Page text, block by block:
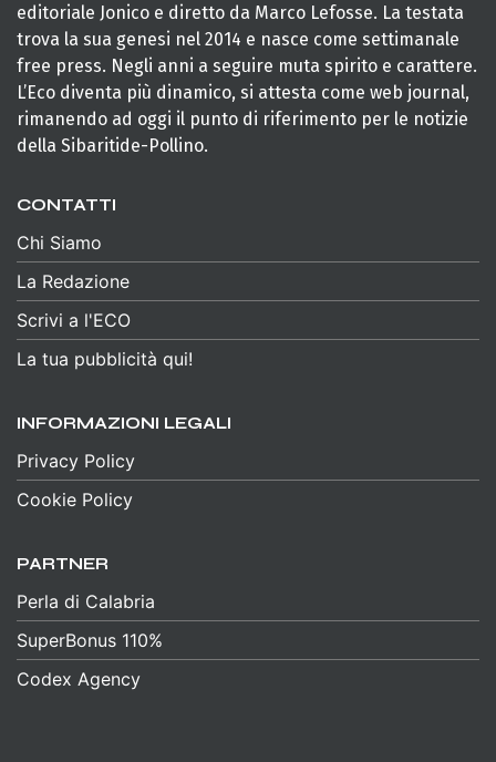
editoriale Jonico e diretto da Marco Lefosse. La testata
trova la sua genesi nel 2014 e nasce come settimanale
free press. Negli anni a seguire muta spirito e carattere.
L’Eco diventa più dinamico, si attesta come web journal,
rimanendo ad oggi il punto di riferimento per le notizie
della Sibaritide-Pollino.
CONTATTI
Chi Siamo
La Redazione
Scrivi a l'ECO
La tua pubblicità qui!
INFORMAZIONI LEGALI
Privacy Policy
Cookie Policy
PARTNER
Perla di Calabria
SuperBonus 110%
Codex Agency